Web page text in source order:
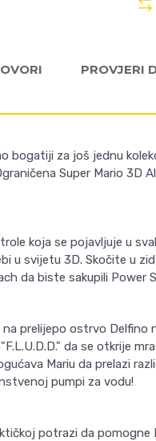
PROVJERI
bogatiji za još jednu
Super Mario 3D
koja se pojavljuje u
u svijetu 3D. Skočite u
da biste sakupili Power
na prelijepo ostrvo
da se otkrije
Mariu da prelazi
pumpi za vodu!
potrazi da